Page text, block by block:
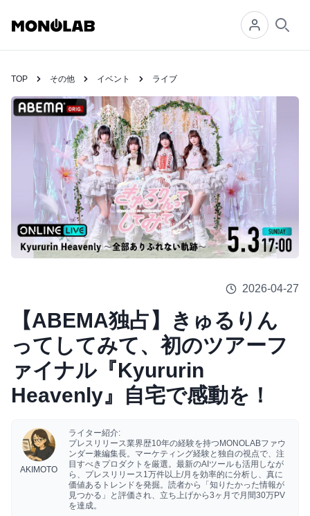
TOP その他 イベント ライブ
2026-04-27
【ABEMA独占】きゅるりん
ってしてみて、初のツアーフ
ァイナル『Kyururin
Heavenly』自宅で感動を！
AKIMOTO
ライター紹介:
プレスリリース業界歴10年の経験を持つMONOLABファウ
ンダー兼編集長。マーケティング経験と独自の視点で、注
目すべきプロダクトを厳選。最新のAIツールも活用しなが
ら、プレスリリース1万件以上/月を効率的に分析し、真に
価値あるトレンドを発掘。読者から「知りたかった情報が
見つかる」と評価され、立ち上げから3ヶ月で月間30万PV
を達成。